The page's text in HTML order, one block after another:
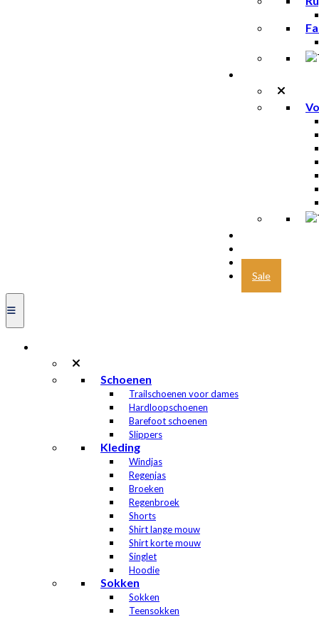
Nieuw
Sale
Schoenen
Trailschoenen voor dames
Hardloopschoenen
Barefoot schoenen
Slippers
Kleding
Windjas
Regenjas
Broeken
Regenbroek
Shorts
Shirt lange mouw
Shirt korte mouw
Singlet
Hoodie
Sokken
Sokken
Teensokken